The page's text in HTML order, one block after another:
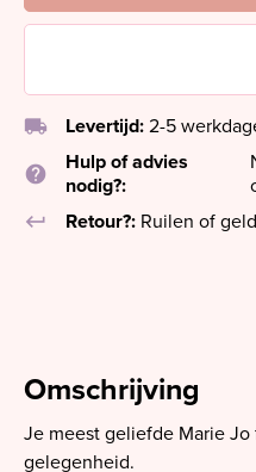
local_shipping Levertijd: 2-5
help
Hulp of advies
nodig?:
keyboard_return
Retour?: Ruilen of
Omschrijving
Je meest geliefde Marie
gelegenheid.